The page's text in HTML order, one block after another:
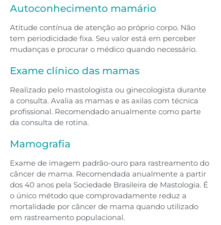
Autoconhecimento mamário
Atitude contínua de atenção ao próprio corpo. Não
tem periodicidade fixa. Seu valor está em perceber
mudanças e procurar o médico quando necessário.
Exame clínico das mamas
Realizado pelo mastologista ou ginecologista durante
a consulta. Avalia as mamas e as axilas com técnica
profissional. Recomendado anualmente como parte
da consulta de rotina.
Mamografia
Exame de imagem padrão-ouro para rastreamento do
câncer de mama. Recomendada anualmente a partir
dos 40 anos pela Sociedade Brasileira de Mastologia. É
o único método que comprovadamente reduz a
mortalidade por câncer de mama quando utilizado
em rastreamento populacional.